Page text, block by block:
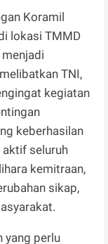
Koramil
lokasi TMMD
TNI,
kegiatan
keberhasilan
seluruh
kemitraan,
sikap,
yang perlu